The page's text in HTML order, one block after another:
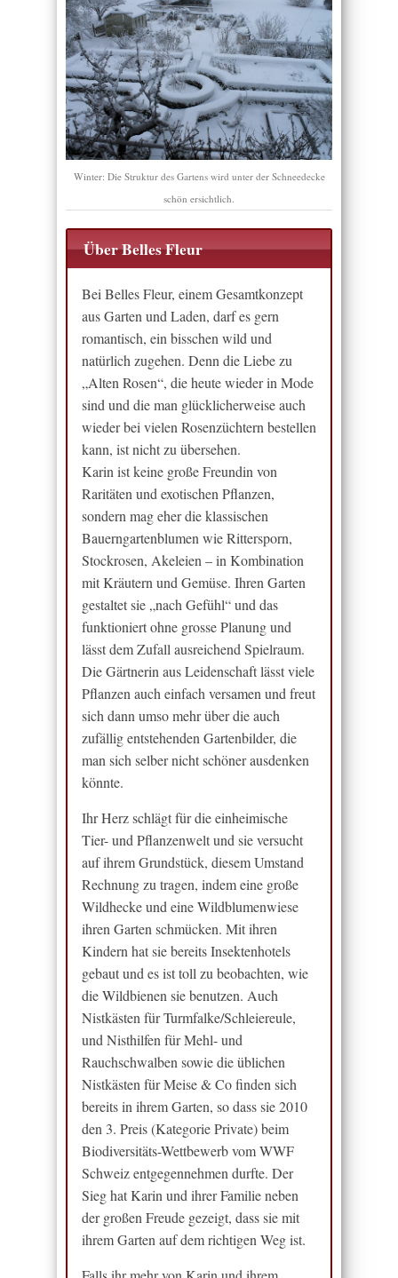
Winter: Die Struktur des Gartens wird unter der Schneedecke
schön ersichtlich.
Über Belles Fleur
Bei Belles Fleur, einem Gesamtkonzept
aus Garten und Laden, darf es gern
romantisch, ein bisschen wild und
natürlich zugehen. Denn die Liebe zu
„Alten Rosen“, die heute wieder in Mode
sind und die man glücklicherweise auch
wieder bei vielen Rosenzüchtern bestellen
kann, ist nicht zu übersehen.
Karin ist keine große Freundin von
Raritäten und exotischen Pflanzen,
sondern mag eher die klassischen
Bauerngartenblumen wie Rittersporn,
Stockrosen, Akeleien – in Kombination
mit Kräutern und Gemüse. Ihren Garten
gestaltet sie „nach Gefühl“ und das
funktioniert ohne grosse Planung und
lässt dem Zufall ausreichend Spielraum.
Die Gärtnerin aus Leidenschaft lässt viele
Pflanzen auch einfach versamen und freut
sich dann umso mehr über die auch
zufällig entstehenden Gartenbilder, die
man sich selber nicht schöner ausdenken
könnte.
Ihr Herz schlägt für die einheimische
Tier- und Pflanzenwelt und sie versucht
auf ihrem Grundstück, diesem Umstand
Rechnung zu tragen, indem eine große
Wildhecke und eine Wildblumenwiese
ihren Garten schmücken. Mit ihren
Kindern hat sie bereits Insektenhotels
gebaut und es ist toll zu beobachten, wie
die Wildbienen sie benutzen. Auch
Nistkästen für Turmfalke/Schleiereule,
und Nisthilfen für Mehl- und
Rauchschwalben sowie die üblichen
Nistkästen für Meise & Co finden sich
bereits in ihrem Garten, so dass sie 2010
den 3. Preis (Kategorie Private) beim
Biodiversitäts-Wettbewerb vom WWF
Schweiz entgegennehmen durfte. Der
Sieg hat Karin und ihrer Familie neben
der großen Freude gezeigt, dass sie mit
ihrem Garten auf dem richtigen Weg ist.